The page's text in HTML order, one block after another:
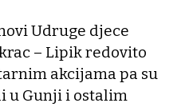
Udruge djece
– Lipik redovito
akcijama pa su
u Gunji i ostalim